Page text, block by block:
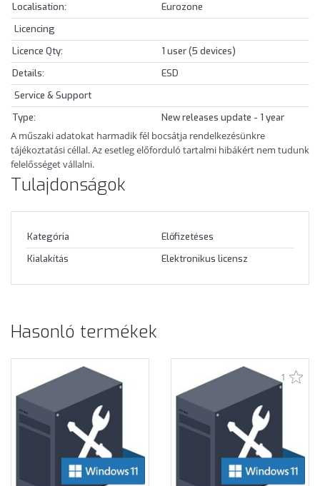
Localisation:
Eurozone
Licencing
Licence Qty:
1 user (5 devices)
Details:
ESD
Service & Support
Type:
New releases update - 1 year
A műszaki adatokat harmadik fél bocsátja rendelkezésünkre
tájékoztatási céllal. Az esetleg előforduló tartalmi hibákért nem tudunk
felelősséget vállalni.
Tulajdonságok
Kategória
Előfizetéses
Kialakítás
Elektronikus licensz
Hasonló termékek
1